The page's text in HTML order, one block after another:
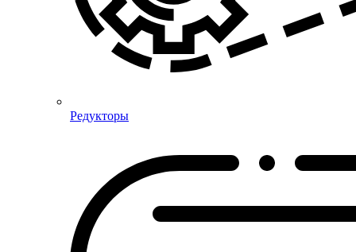
Редукторы